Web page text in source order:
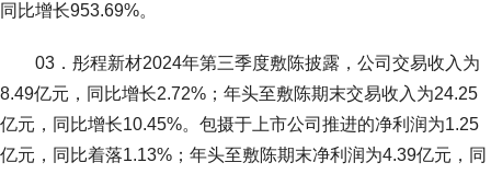
同比增长953.69%。
03．彤程新材2024年第三季度敷陈披露，公司交易收入为
8.49亿元，同比增长2.72%；年头至敷陈期末交易收入为24.25
亿元，同比增长10.45%。包摄于上市公司推进的净利润为1.25
亿元，同比着落1.13%；年头至敷陈期末净利润为4.39亿元，同